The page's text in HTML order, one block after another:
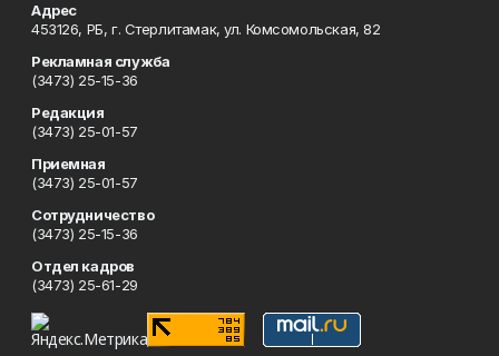
Адрес
453126, РБ, г. Стерлитамак, ул. Комсомольская, 82
Рекламная служба
(3473) 25-15-36
Редакция
(3473) 25-01-57
Приемная
(3473) 25-01-57
Сотрудничество
(3473) 25-15-36
Отдел кадров
(3473) 25-61-29